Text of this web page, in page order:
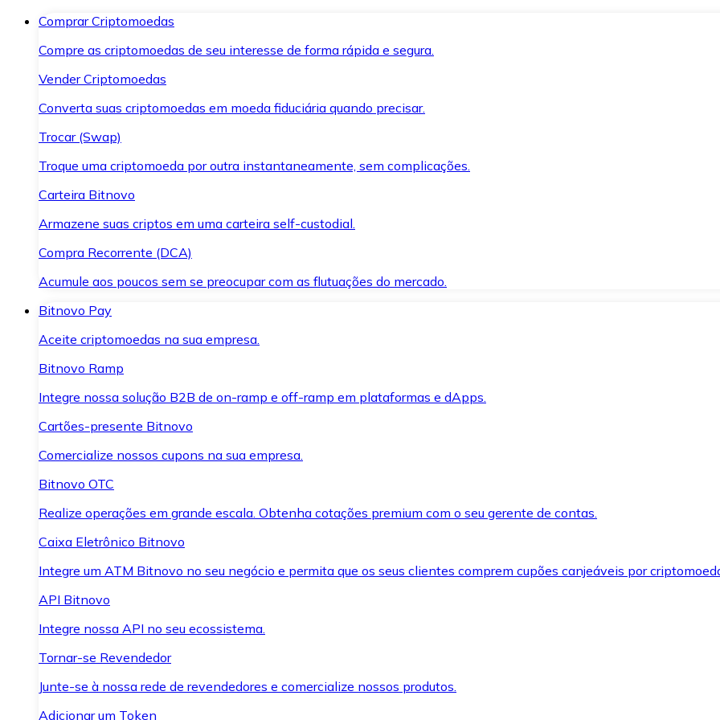
Comprar Criptomoedas
Compre as criptomoedas de seu interesse de forma rápida e segura.
Vender Criptomoedas
Converta suas criptomoedas em moeda fiduciária quando precisar.
Trocar (Swap)
Troque uma criptomoeda por outra instantaneamente, sem complicações.
Carteira Bitnovo
Armazene suas criptos em uma carteira self-custodial.
Compra Recorrente (DCA)
Acumule aos poucos sem se preocupar com as flutuações do mercado.
Bitnovo Pay
Aceite criptomoedas na sua empresa.
Bitnovo Ramp
Integre nossa solução B2B de on-ramp e off-ramp em plataformas e dApps.
Cartões-presente Bitnovo
Comercialize nossos cupons na sua empresa.
Bitnovo OTC
Realize operações em grande escala. Obtenha cotações premium com o seu gerente de contas.
Caixa Eletrônico Bitnovo
Integre um ATM Bitnovo no seu negócio e permita que os seus clientes comprem cupões canjeáveis por
API Bitnovo
Integre nossa API no seu ecossistema.
Tornar-se Revendedor
Junte-se à nossa rede de revendedores e comercialize nossos produtos.
Adicionar um Token